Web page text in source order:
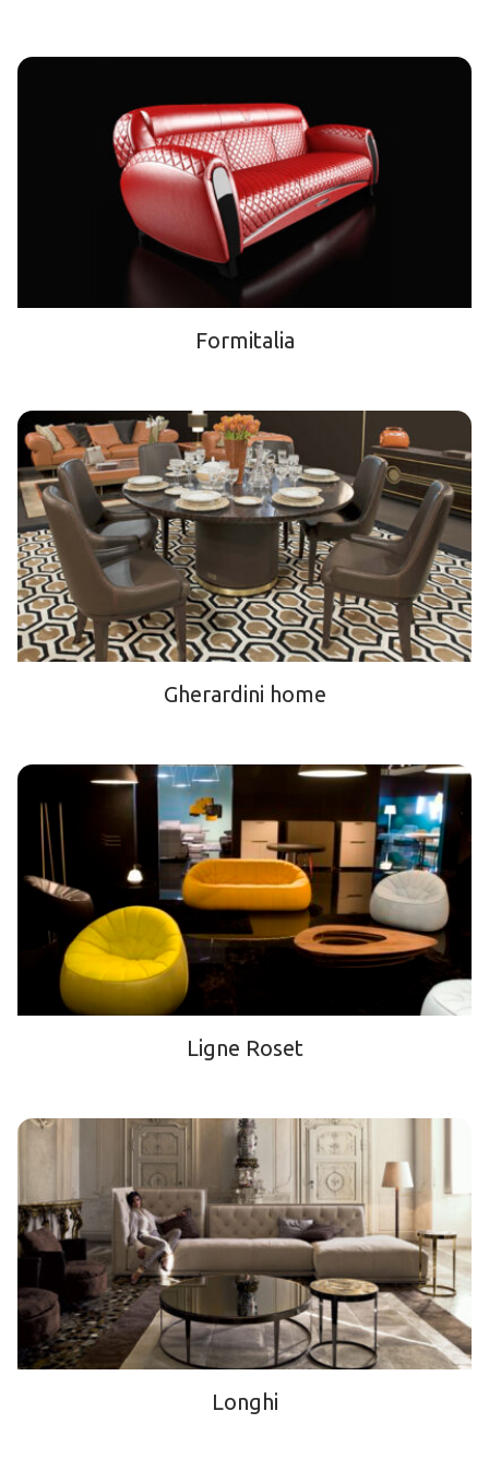
Formitalia
Gherardini home
Ligne Roset
Longhi